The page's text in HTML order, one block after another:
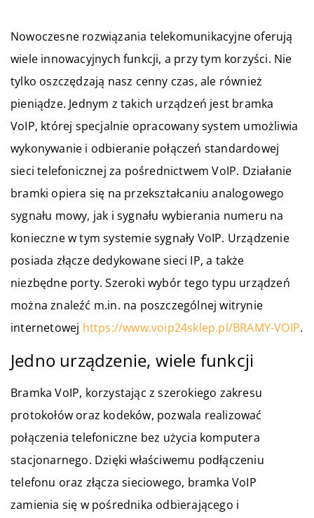
Nowoczesne rozwiązania telekomunikacyjne oferują
wiele innowacyjnych funkcji, a przy tym korzyści. Nie
tylko oszczędzają nasz cenny czas, ale również
pieniądze. Jednym z takich urządzeń jest bramka
VoIP, której specjalnie opracowany system umożliwia
wykonywanie i odbieranie połączeń standardowej
sieci telefonicznej za pośrednictwem VoIP. Działanie
bramki opiera się na przekształcaniu analogowego
sygnału mowy, jak i sygnału wybierania numeru na
konieczne w tym systemie sygnały VoIP. Urządzenie
posiada złącze dedykowane sieci IP, a także
niezbędne porty. Szeroki wybór tego typu urządzeń
można znaleźć m.in. na poszczególnej witrynie
internetowej https://www.voip24sklep.pl/BRAMY-VOIP.
Jedno urządzenie, wiele funkcji
Bramka VoIP, korzystając z szerokiego zakresu
protokołów oraz kodeków, pozwala realizować
połączenia telefoniczne bez użycia komputera
stacjonarnego. Dzięki właściwemu podłączeniu
telefonu oraz złącza sieciowego, bramka VoIP
zamienia się w pośrednika odbierającego i